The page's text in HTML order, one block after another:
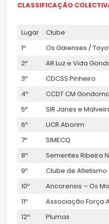
CLASSIFICAÇÃO
Lugar Clube
1º
Os Gaienses /
2º
AR Luz e Vida
3º
CDCSS Pinheiro
4º
CCDT CM
5º
SIR Janes e
6º
UCR Aborim
7º
SIMECQ
8º
Sementes Ribeira
9º
Clube de Atletismo
10º
Ancorensis – Os
11º
Associação Força
12º
Plumas